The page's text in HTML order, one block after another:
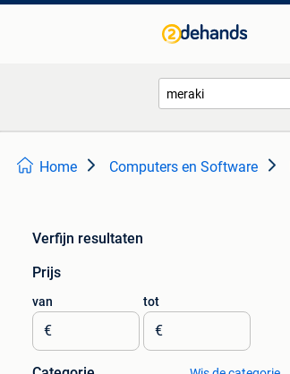
Home Computers en Software
Verfijn resultaten
Prijs
van
€
tot
€